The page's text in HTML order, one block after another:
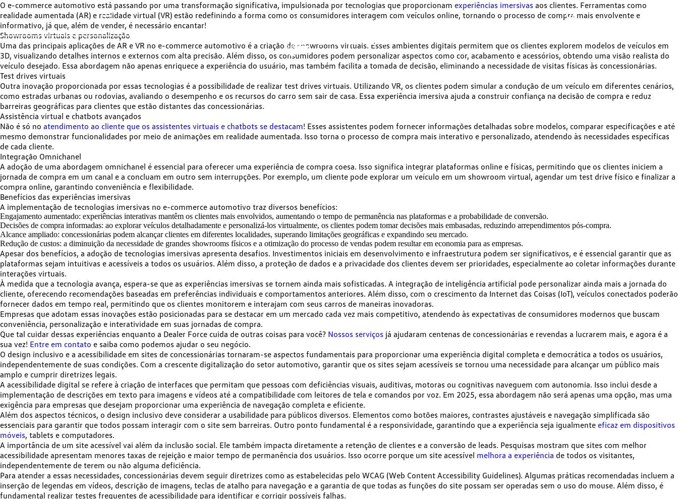
O e-commerce automotivo está passando por uma transformação significativa, impulsionada por tecnologias que proporcionam experiências imersivas aos clientes. Ferramentas como
realidade aumentada (AR) e realidade virtual (VR) estão redefinindo a forma como os consumidores interagem com veículos online, tornando o processo de compra mais envolvente e
informativo, já que, além de vender, é necessário encantar!
Showrooms virtuais e personalização
Uma das principais aplicações de AR e VR no e-commerce automotivo é a criação de showrooms virtuais. Esses ambientes digitais permitem que os clientes explorem modelos de veículos em
3D, visualizando detalhes internos e externos com alta precisão. Além disso, os consumidores podem personalizar aspectos como cor, acabamento e acessórios, obtendo uma visão realista do
veículo desejado. Essa abordagem não apenas enriquece a experiência do usuário, mas também facilita a tomada de decisão, eliminando a necessidade de visitas físicas às concessionárias.
Test drives virtuais
Outra inovação proporcionada por essas tecnologias é a possibilidade de realizar test drives virtuais. Utilizando VR, os clientes podem simular a condução de um veículo em diferentes cenários,
como estradas urbanas ou rodovias, avaliando o desempenho e os recursos do carro sem sair de casa. Essa experiência imersiva ajuda a construir confiança na decisão de compra e reduz
barreiras geográficas para clientes que estão distantes das concessionárias.
Assistência virtual e chatbots avançados
Não é só no atendimento ao cliente que os assistentes virtuais e chatbots se destacam! Esses assistentes podem fornecer informações detalhadas sobre modelos, comparar especificações e até
mesmo demonstrar funcionalidades por meio de animações em realidade aumentada. Isso torna o processo de compra mais interativo e personalizado, atendendo às necessidades específicas
de cada cliente.
Integração Omnichanel
A adoção de uma abordagem omnichanel é essencial para oferecer uma experiência de compra coesa. Isso significa integrar plataformas online e físicas, permitindo que os clientes iniciem a
jornada de compra em um canal e a concluam em outro sem interrupções. Por exemplo, um cliente pode explorar um veículo em um showroom virtual, agendar um test drive físico e finalizar a
compra online, garantindo conveniência e flexibilidade.
Benefícios das experiências imersivas
A implementação de tecnologias imersivas no e-commerce automotivo traz diversos benefícios:
Engajamento aumentado: experiências interativas mantêm os clientes mais envolvidos, aumentando o tempo de permanência nas plataformas e a probabilidade de conversão.
Decisões de compra informadas: ao explorar veículos detalhadamente e personalizá-los virtualmente, os clientes podem tomar decisões mais embasadas, reduzindo arrependimentos pós-compra.
Alcance ampliado: concessionárias podem alcançar clientes em diferentes localidades, superando limitações geográficas e expandindo seu mercado.
Redução de custos: a diminuição da necessidade de grandes showrooms físicos e a otimização do processo de vendas podem resultar em economia para as empresas.
Apesar dos benefícios, a adoção de tecnologias imersivas apresenta desafios. Investimentos iniciais em desenvolvimento e infraestrutura podem ser significativos, e é essencial garantir que as
plataformas sejam intuitivas e acessíveis a todos os usuários. Além disso, a proteção de dados e a privacidade dos clientes devem ser prioridades, especialmente ao coletar informações durante
interações virtuais.
À medida que a tecnologia avança, espera-se que as experiências imersivas se tornem ainda mais sofisticadas. A integração de inteligência artificial pode personalizar ainda mais a jornada do
cliente, oferecendo recomendações baseadas em preferências individuais e comportamentos anteriores. Além disso, com o crescimento da Internet das Coisas (IoT), veículos conectados poderão
fornecer dados em tempo real, permitindo que os clientes monitorem e interajam com seus carros de maneiras inovadoras.
Empresas que adotam essas inovações estão posicionadas para se destacar em um mercado cada vez mais competitivo, atendendo às expectativas de consumidores modernos que buscam
conveniência, personalização e interatividade em suas jornadas de compra.
Que tal cuidar dessas experiências enquanto a Dealer Force cuida de outras coisas para você? Nossos serviços já ajudaram centenas de concessionárias e revendas a lucrarem mais, e agora é a
sua vez! Entre em contato e saiba como podemos ajudar o seu negócio.
O design inclusivo e a acessibilidade em sites de concessionárias tornaram-se aspectos fundamentais para proporcionar uma experiência digital completa e democrática a todos os usuários,
independentemente de suas condições. Com a crescente digitalização do setor automotivo, garantir que os sites sejam acessíveis se tornou uma necessidade para alcançar um público mais
amplo e cumprir diretrizes legais.
A acessibilidade digital se refere à criação de interfaces que permitam que pessoas com deficiências visuais, auditivas, motoras ou cognitivas naveguem com autonomia. Isso inclui desde a
implementação de descrições em texto para imagens e vídeos até a compatibilidade com leitores de tela e comandos por voz. Em 2025, essa abordagem não será apenas uma opção, mas uma
exigência para empresas que desejam proporcionar uma experiência de navegação completa e eficiente.
Além dos aspectos técnicos, o design inclusivo deve considerar a usabilidade para públicos diversos. Elementos como botões maiores, contrastes ajustáveis e navegação simplificada são
essenciais para garantir que todos possam interagir com o site sem barreiras. Outro ponto fundamental é a responsividade, garantindo que a experiência seja igualmente eficaz em dispositivos
móveis, tablets e computadores.
A importância de um site acessível vai além da inclusão social. Ele também impacta diretamente a retenção de clientes e a conversão de leads. Pesquisas mostram que sites com melhor
acessibilidade apresentam menores taxas de rejeição e maior tempo de permanência dos usuários. Isso ocorre porque um site acessível melhora a experiência de todos os visitantes,
independentemente de terem ou não alguma deficiência.
Para atender a essas necessidades, concessionárias devem seguir diretrizes como as estabelecidas pelo WCAG (Web Content Accessibility Guidelines). Algumas práticas recomendadas incluem a
inserção de legendas em vídeos, descrição de imagens, teclas de atalho para navegação e a garantia de que todas as funções do site possam ser operadas sem o uso do mouse. Além disso, é
fundamental realizar testes frequentes de acessibilidade para identificar e corrigir possíveis falhas.